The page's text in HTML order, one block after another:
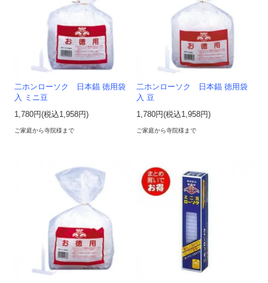
二ホンローソク 日本錨 徳用袋
入 ミニ豆
1,780円(税込1,958円)
ご家庭から寺院様まで
二ホンローソク 日本錨 徳用袋
入 豆
1,780円(税込1,958円)
ご家庭から寺院様まで